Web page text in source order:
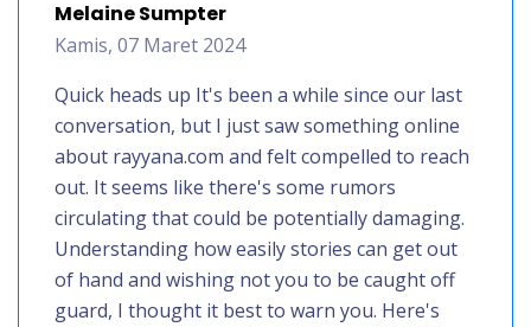
Melaine Sumpter
Kamis, 07 Maret 2024
Quick heads up It's been a while since our last
conversation, but I just saw something online
about rayyana.com and felt compelled to reach
out. It seems like there's some rumors
circulating that could be potentially damaging.
Understanding how easily stories can get out
of hand and wishing not you to be caught off
guard, I thought it best to warn you. Here's